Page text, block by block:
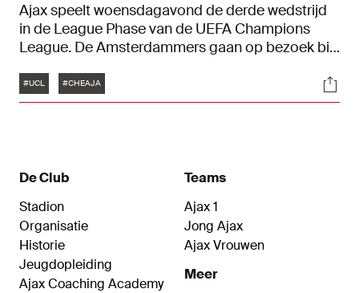
Ajax speelt woensdagavond de derde wedstrijd
in de League Phase van de UEFA Champions
League. De Amsterdammers gaan op bezoek bij
voor het duel in Londen
Tags
#UCL #CHEAJA
De Club
Stadion
Organisatie
Historie
Jeugdopleiding
Ajax Coaching Academy
Teams
Ajax 1
Jong Ajax
Ajax Vrouwen
Meer